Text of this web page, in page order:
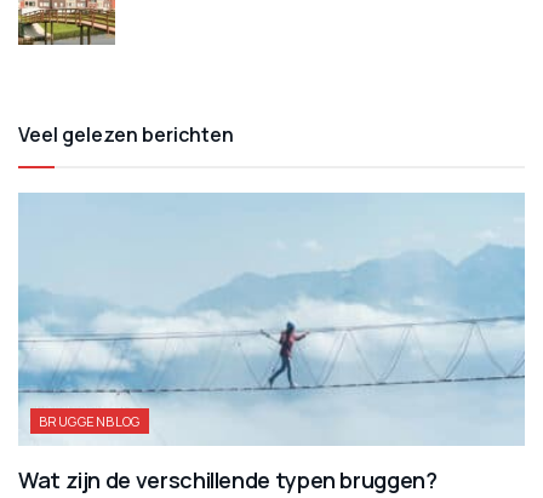
Veel gelezen berichten
BRUGGENBLOG
Wat zijn de verschillende typen bruggen?